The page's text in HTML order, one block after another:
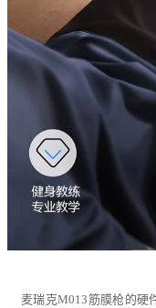
麦瑞克M013筋膜枪的硬